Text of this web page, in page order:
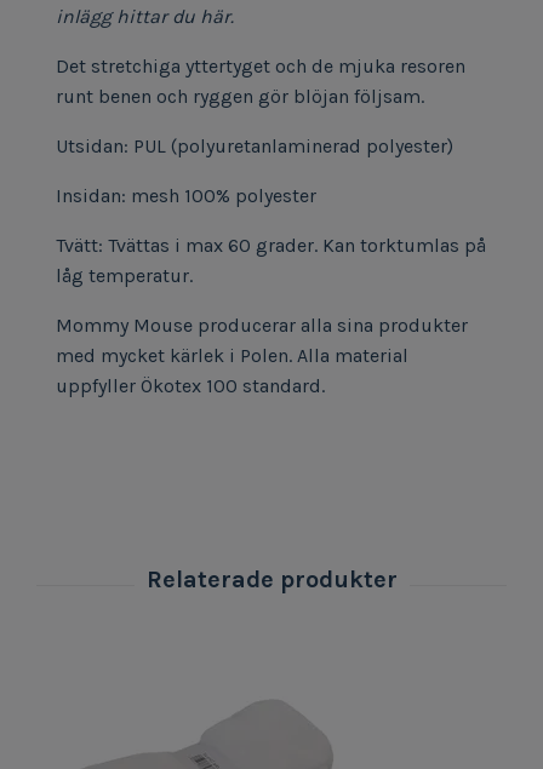
inlägg hittar du här.
Det stretchiga yttertyget och de mjuka resoren
runt benen och ryggen gör blöjan följsam.
Utsidan: PUL (polyuretanlaminerad polyester)
Insidan: mesh 100% polyester
Tvätt: Tvättas i max 60 grader. Kan torktumlas på
låg temperatur.
Mommy Mouse producerar alla sina produkter
med mycket kärlek i Polen. Alla material
uppfyller Ökotex 100 standard.